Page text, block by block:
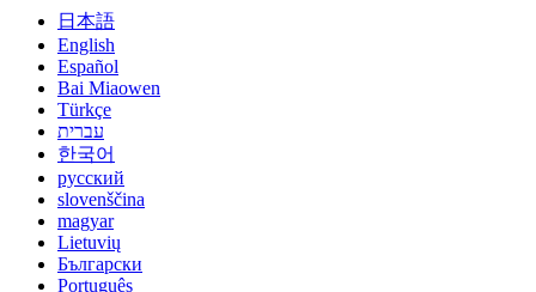
日本語
English
Español
Bai Miaowen
Türkçe
עברית
한국어
русский
slovenščina
magyar
Lietuvių
Български
Português